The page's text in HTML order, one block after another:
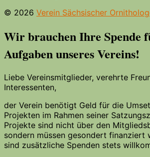
© 2026 Verein Sächsischer
Wir brauchen Ihre Spende
Aufgaben unseres Vereins!
Liebe Vereinsmitglieder, verehrte
Interessenten,
der Verein benötigt Geld für die
Projekten im Rahmen seiner
Projekte sind nicht über den
sondern müssen gesondert finanziert
sind zusätzliche Spenden stets